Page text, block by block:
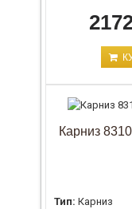
Карниз
Тип: Карниз